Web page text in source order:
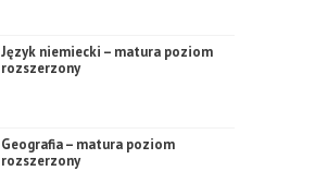
Język niemiecki – matura poziom
rozszerzony
Geografia – matura poziom
rozszerzony